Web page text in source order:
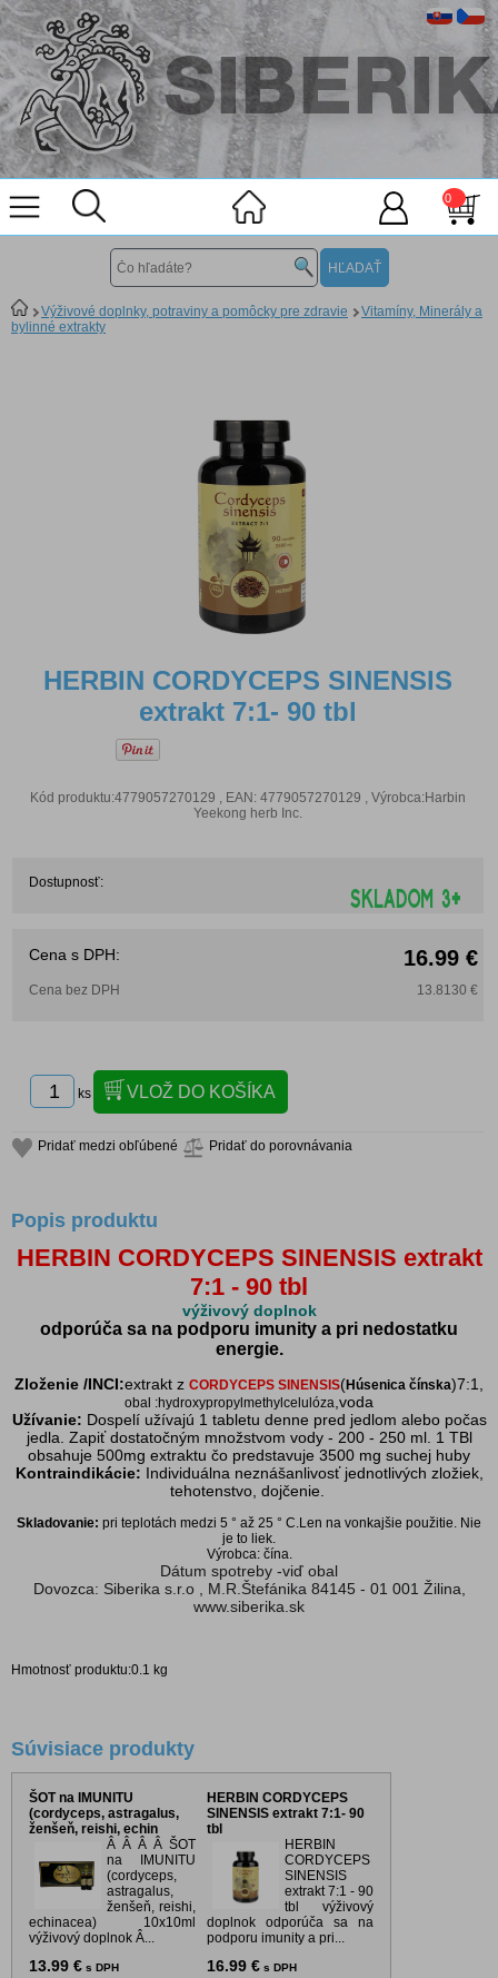
0
Výživové doplnky, potraviny a pomôcky pre zdravie
Vitamíny, Minerály a
bylinné extrakty
HERBIN CORDYCEPS SINENSIS
extrakt 7:1- 90 tbl
Kód produktu:4779057270129 , EAN: 4779057270129 , Výrobca:Harbin
Yeekong herb Inc.
Dostupnosť:
Cena s DPH: 16.99 €
Cena bez DPH 13.8130 €
ks
Pridať medzi obľúbené Pridať do porovnávania
Popis produktu
HERBIN CORDYCEPS SINENSIS extrakt
7:1 - 90 tbl
výživový doplnok
odporúča sa na podporu imunity a pri nedostatku
energie.
Zloženie /INCI:extrakt z CORDYCEPS SINENSIS(Húsenica čínska)7:1,
obal :hydroxypropylmethylcelulóza ,voda
Užívanie: Dospelí užívajú 1 tabletu denne pred jedlom alebo počas
jedla. Zapiť dostatočným množstvom vody - 200 - 250 ml. 1 TBl
obsahuje 500mg extraktu čo predstavuje 3500 mg suchej huby
Kontraindikácie: Individuálna neznášanlivosť jednotlivých zložiek,
tehotenstvo, dojčenie.
Skladovanie: pri teplotách medzi 5 ° až 25 ° C.Len na vonkajšie použitie. Nie
je to liek.
Výrobca: čína.
Dátum spotreby -viď obal
Dovozca: Siberika s.r.o , M.R.Štefánika 84145 - 01 001 Žilina,
www.siberika.sk
Hmotnosť produktu:0.1 kg
Súvisiace produkty
ŠOT na IMUNITU
(cordyceps, astragalus,
ženšeň, reishi, echin
Â Â Â Â ŠOT
na IMUNITU
(cordyceps,
astragalus,
ženšeň, reishi,
echinacea) 10x10ml
výživový doplnok Â...
13.99 € s DPH
HERBIN CORDYCEPS
SINENSIS extrakt 7:1- 90
tbl
HERBIN
CORDYCEPS
SINENSIS
extrakt 7:1 - 90
tbl výživový
doplnok odporúča sa na
podporu imunity a pri...
16.99 € s DPH